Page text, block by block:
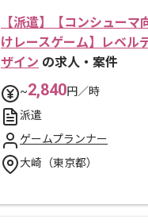
【派遣】【コンシューマ
けレースゲーム】レベル
ザイン の求人・案件
~2,840円／時
派遣
ゲームプランナー
大崎（東京都）